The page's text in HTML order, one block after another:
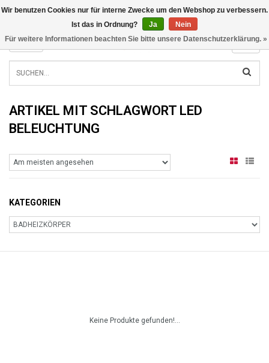
INFO@RADIATORS.SHOP
MENU
ARTIKEL MIT SCHLAGWORT LED
BELEUCHTUNG
KATEGORIEN
Keine Produkte gefunden!...
Wir benutzen Cookies nur für interne Zwecke um den Webshop zu verbessern.
Ist das in Ordnung?
Ja
Nein
Für weitere Informationen beachten Sie bitte unsere Datenschutzerklärung. »